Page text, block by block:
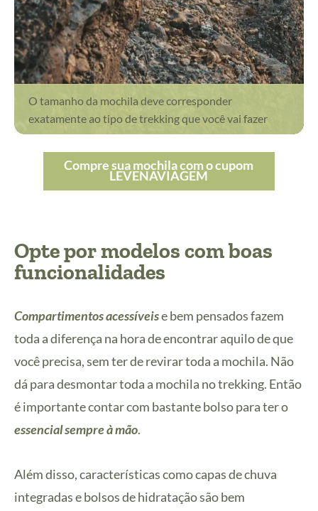
O tamanho da mochila deve corresponder
exatamente ao tipo de trekking que você vai fazer
Compre sua mochila com o cupom
LEVENAVIAGEM
Opte por modelos com boas
funcionalidades
Compartimentos acessíveise bem pensados fazem
toda a diferença na hora de encontrar aquilo de que
você precisa, sem ter de revirar toda a mochila. Não
dá para desmontar toda a mochila no trekking. Então
é importante contar com bastante bolso para ter o
essencial sempre à mão.
Além disso, características como capas de chuva
integradas e bolsos de hidratação são bem